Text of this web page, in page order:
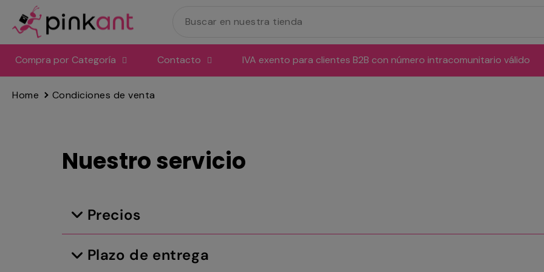
directamente
al
contenido
Compra por Categoría Contacto IVA exento para clientes B2B con número intracomunitario válido
Home Condiciones de venta
Nuestro servicio
Precios
Plazo de entrega